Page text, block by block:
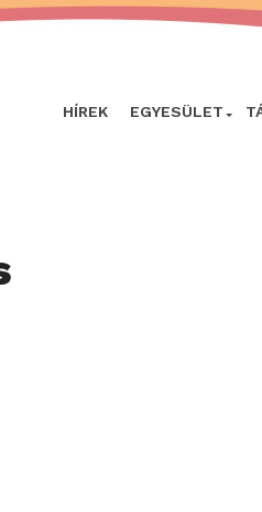
HÍREK EGYESÜLET